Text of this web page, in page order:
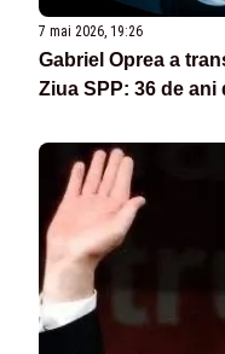
7 mai 2026, 19:26
Gabriel Oprea a
Ziua SPP: 36 de ani